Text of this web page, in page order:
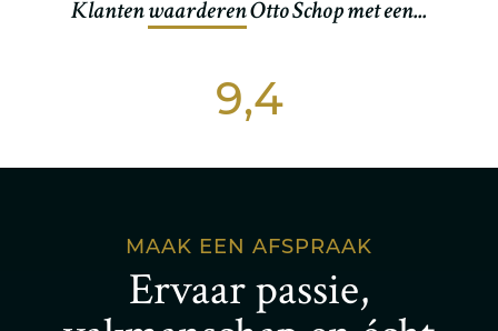
KlantenwaarderenOtto Schop met een...
9,4
MAAK EEN AFSPRAAK
Ervaar passie,